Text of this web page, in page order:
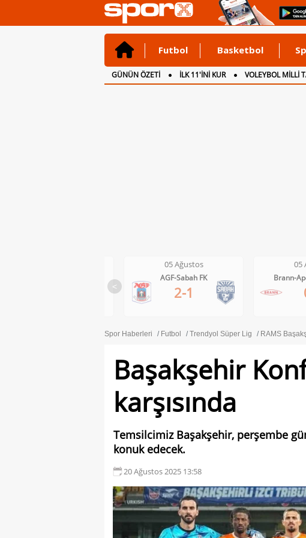
Futbol Basketbol
GÜNÜN ÖZETİ İLK 11'İNİ KUR VOLEYBOL MİLLİ
CANLI ANLATIM
İNGİLTERE
<
05 Ağustos
AGF-Sabah FK
2-1
05
Brann-
Spor Haberleri Futbol Trendyol Süper Lig RAMS
Başakşehir
karşısında
Temsilcimiz Başakşehir, perşembe
konuk edecek.
20 Ağustos 2025 13:58